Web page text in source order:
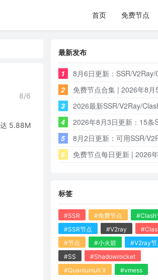
首页 免费节点
8/6
5.88M
最新发布
1
8月6日更新：SSR/V2Ray/
2
免费节点合集 | 2026年8月
3
2026最新SSR/V2Ray/
4
2026年8月3日更新：15条
5
8月2日更新：可用SSR/
6
免费节点每日更新 | 2026
标签
#SSR #免费节点
#Clash
#SSR节点
#V2ray
#节点
#小火箭
#V2ray节
#SS
#Shadowrocket
#Quantumult X
#vmess